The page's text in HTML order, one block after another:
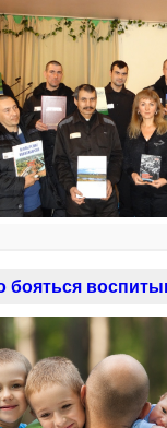
бояться